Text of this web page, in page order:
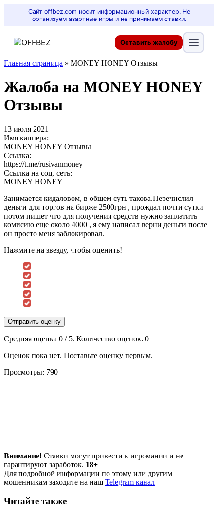
Сайт offbez.com носит информационный характер. Не
организуем азартные игры и не принимаем ставки.
Оставить жалобу
Главная страница » MONEY HONEY Отзывы
Жалоба на MONEY HONEY
Отзывы
13 июля 2021
Имя каппера:
MONEY HONEY Отзывы
Ссылка:
https://t.me/rusivanmoney
Ссылка на соц. сеть:
MONEY HONEY
Занимается кидаловом, в общем суть такова.Перечислил
деньги для торгов на бирже 2500грн., прождал почти сутки
потом пишет что для получения средств нужно заплатить
комисию еще около 4000 , я ему написал верни деньги после
он просто меня заблокировал.
Нажмите на звезду, чтобы оценить!
Отправить оценку
Средняя оценка 0 / 5. Количество оценок: 0
Оценок пока нет. Поставьте оценку первым.
Просмотры: 790
Внимание! Ставки могут привести к игромании и не
гарантируют заработок. 18+
Для подробной информации по этому или другим
мошенникам заходите на наш Telegram канал
Читайте также